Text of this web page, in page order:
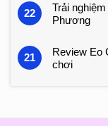
22
Trải
Phương
21
Review Eo
chơi